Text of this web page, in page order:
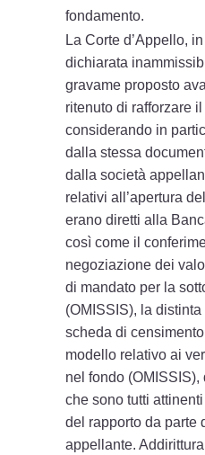
fondamento.
La Corte d’Appello,
dichiarata
gravame proposto
ritenuto di rafforzare
considerando in
dalla stessa
dalla società
relativi all’apertura
erano diretti alla
così come il
negoziazione dei
di mandato per la
(OMISSIS), la
scheda di
modello relativo ai
nel fondo
che sono tutti
del rapporto da parte
appellante.